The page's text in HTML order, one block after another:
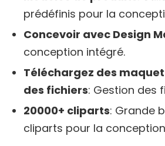
prédéfinis pour la
Concevoir avec Design
conception intégré.
Téléchargez des
des fichiers: Gestion des
20000+ cliparts: Grande
cliparts pour la